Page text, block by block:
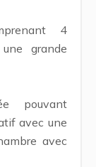
4
grande
pouvant
avec une
avec